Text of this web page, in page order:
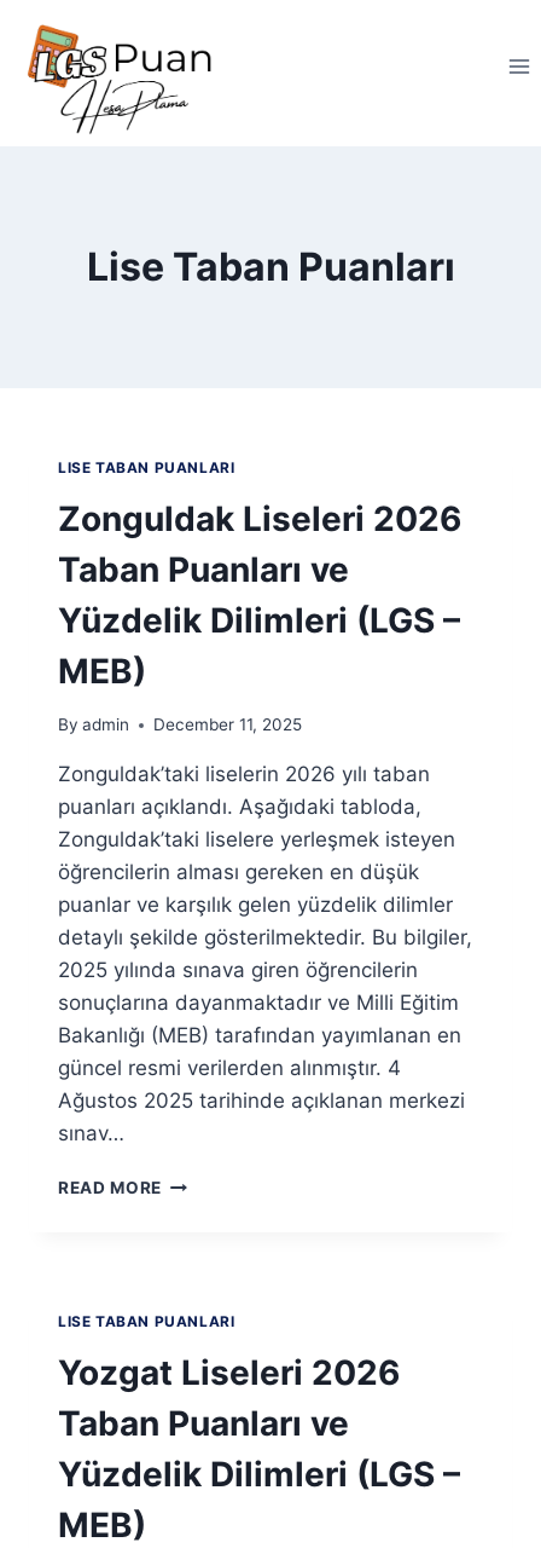
content
Lise Taban Puanları
LISE TABAN PUANLARI
Zonguldak Liseleri 2026
Taban Puanları ve
Yüzdelik Dilimleri (LGS –
MEB)
By admin December 11, 2025
Zonguldak’taki liselerin 2026 yılı taban
puanları açıklandı. Aşağıdaki tabloda,
Zonguldak’taki liselere yerleşmek isteyen
öğrencilerin alması gereken en düşük
puanlar ve karşılık gelen yüzdelik dilimler
detaylı şekilde gösterilmektedir. Bu bilgiler,
2025 yılında sınava giren öğrencilerin
sonuçlarına dayanmaktadır ve Milli Eğitim
Bakanlığı (MEB) tarafından yayımlanan en
güncel resmi verilerden alınmıştır. 4
Ağustos 2025 tarihinde açıklanan merkezi
sınav…
READ MORE ZONGULDAK
DILIMLERI
(LGS
–
MEB)
LISE TABAN PUANLARI
Yozgat Liseleri 2026
Taban Puanları ve
Yüzdelik Dilimleri (LGS –
MEB)